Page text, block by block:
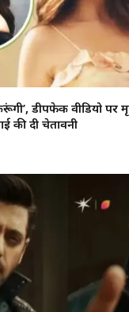
डीपफेक वीडियो
की दी चेतावनी